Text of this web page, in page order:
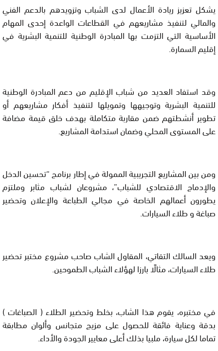
يشكل تعزيز ريادة الأعمال لدى الشباب وتزويدهم بالدعم الفني
والمالي لتنفيذ مشاريعهم في القطاعات الواعدة إحدى المهام
الأساسية التي التزمت بها المبادرة الوطنية للتنمية البشرية في
إقليم السمارة.
وقد استفاد العديد من شباب الإقليم من دعم المبادرة الوطنية
للتنمية البشرية وتوجيهها وتمويلها لتنفيذ أفكار مشاريعهم أو
تطوير أنشطتهم ضمن مقاربة متكاملة بهدف خلق قيمة مضافة
على المستوى المحلي وضمان استدامة المشاريع.
ومن بين المشاريع التجريبية الممولة في إطار برنامج “تحسين الدخل
والإدماج الاقتصادي للشباب”، مشروعان لشباب مثابر وملتزم
يطورون أعمالهم الخاصة في مجالي الطباعة والإعلان وتحضير
صباغة و طلاء السيارات.
ويعد السالك التقاتي، المقاول الشاب صاحب مشروع مختبر تحضير
طلاء السيارات، مثالًا بارزا لهؤلاء الشباب الطموحين.
في مختبره، يقوم هذا الشاب، بخلط وتحضير الطلاء ( الصباغات )
بدقة وعناية فائقة للحصول على مزيج متجانس وألوان مطابقة
تماما لكل سيارة، ملبيا بذلك أعلى معايير الجودة والأداء.